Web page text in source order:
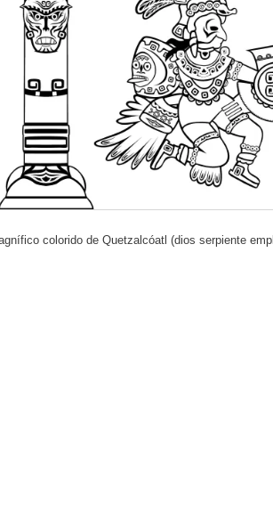
colorido de Quetzalcóatl (dios serpiente